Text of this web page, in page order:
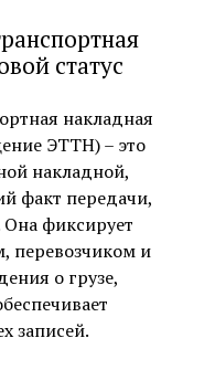
статус
накладная
ЭТТН) – это
накладной,
факт передачи,
Она фиксирует
перевозчиком и
о грузе,
записей.